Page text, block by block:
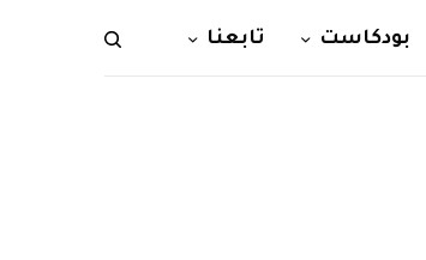
بودكاست تابعنا